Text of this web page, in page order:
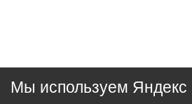
Мы используем Яндекс